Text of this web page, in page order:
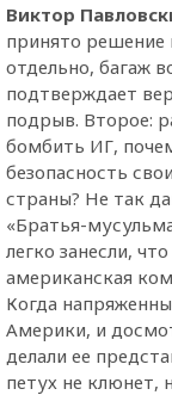
Виктор
принято решение
отдельно, багаж
подтверждает
подрыв. Второе:
бомбить ИГ,
безопасность
страны? Не так
«Братья-
легко занесли,
американская
Когда
Америки, и
делали ее
петух не клюнет,